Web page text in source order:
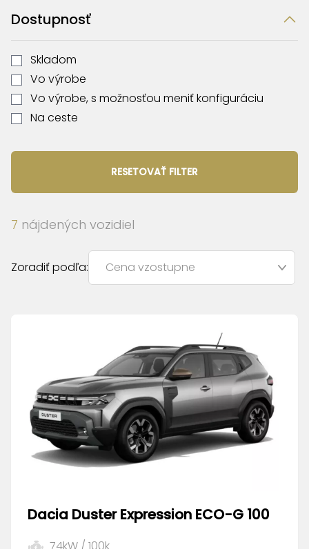
Dostupnosť
Skladom
Vo výrobe
Vo výrobe, s možnosťou meniť konfiguráciu
Na ceste
RESETOVAŤ FILTER
7 nájdených vozidiel
Zoradiť podľa:
Dacia Duster Expression ECO-G 100